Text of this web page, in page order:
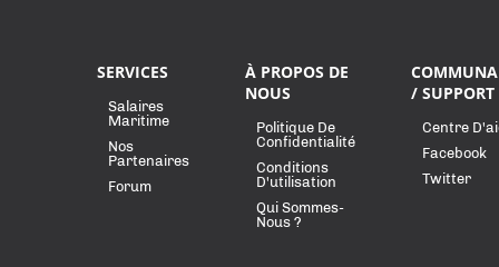
SERVICES
Salaires
Maritime
Nos
Partenaires
Forum
À PROPOS DE
NOUS
Politique De
Confidentialité
Conditions
D'utilisation
Qui Sommes-
Nous ?
/ SUPPORT
Centre
Facebook
Twitter